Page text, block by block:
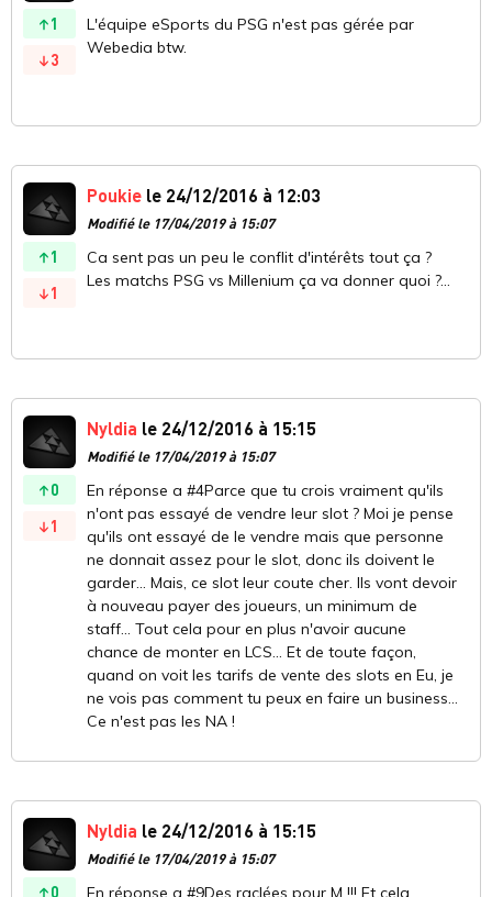
1
3
L'équipe eSports du PSG n'est pas gérée par
Webedia btw.
1
1
Poukie le 24/12/2016 à 12:03
Modifié le 17/04/2019 à 15:07
Ca sent pas un peu le conflit d'intérêts tout ça ?
Les matchs PSG vs Millenium ça va donner quoi ?...
0
1
Nyldia le 24/12/2016 à 15:15
Modifié le 17/04/2019 à 15:07
En réponse a #4Parce que tu crois vraiment qu'ils
n'ont pas essayé de vendre leur slot ? Moi je pense
qu'ils ont essayé de le vendre mais que personne
ne donnait assez pour le slot, donc ils doivent le
garder... Mais, ce slot leur coute cher. Ils vont devoir
à nouveau payer des joueurs, un minimum de
staff... Tout cela pour en plus n'avoir aucune
chance de monter en LCS... Et de toute façon,
quand on voit les tarifs de vente des slots en Eu, je
ne vois pas comment tu peux en faire un business...
Ce n'est pas les NA !
0
Nyldia le 24/12/2016 à 15:15
Modifié le 17/04/2019 à 15:07
En réponse a #9Des raclées pour M !!! Et cela